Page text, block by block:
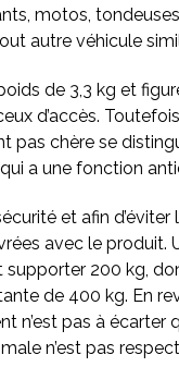
motos,
autre véhicule
de 3,3 kg et
d’accès.
pas chère se
a une fonction
et afin d’éviter
avec le produit.
200 kg,
de 400 kg. En
n’est pas à écarter
n’est pas